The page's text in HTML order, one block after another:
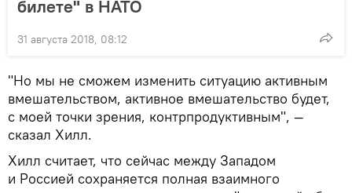
билете" в НАТО
31 августа 2018, 08:12
"Но мы не сможем изменить ситуацию активным
вмешательством, активное вмешательство будет,
с моей точки зрения, контрпродуктивным", —
сказал Хилл.
Хилл считает, что сейчас между Западом
и Россией сохраняется полная взаимного